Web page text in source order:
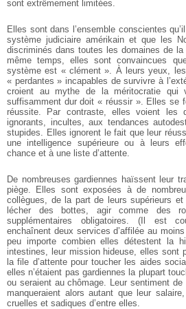
sont extrêmement limitées.
Elles sont dans l’ensemble conscientes
système judiciaire amérikain et que les
discriminés dans toutes les domaines de
même temps, elles sont convaincues
système est « clément ». À leurs yeux,
« perdantes » incapables de survivre à
croient au mythe de la méritocratie qui
suffisamment dur doit « réussir ». Elles se
réussite. Par contraste, elles voient les
ignorants, incultes, aux tendances
stupides. Elles ignorent le fait que leur
une intelligence supérieure ou à leurs
chance et à une liste d’attente.
De nombreuses gardiennes haïssent leur
piège. Elles sont exposées à de
collègues, de la part de leurs supérieurs
lécher des bottes, agir comme des
supplémentaires obligatoires. (Il est
enchaînent deux services d’affilée au
peu importe combien elles détestent la
intestines, leur mission hideuse, elles sont
la file d’attente pour toucher les aides
elles n’étaient pas gardiennes la plupart
ou seraient au chômage. Leur sentiment
manqueraient alors autant que leur
cruelles et sadiques d’entre elles.